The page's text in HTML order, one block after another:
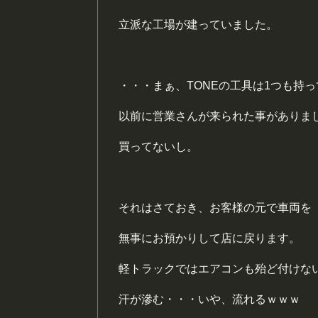
立派な工場が建っていました。
・・・まぁ、TONEの工具は1つも持っ
以前に営業さんが来られた事がありま
買ってないし。
それはさておき、お客様の元で車両を
無事にお預かりして店に戻ります。
軽トラックではエアコンも殆ど付けな
汗が滲む・・・いや、流れるｗｗｗ